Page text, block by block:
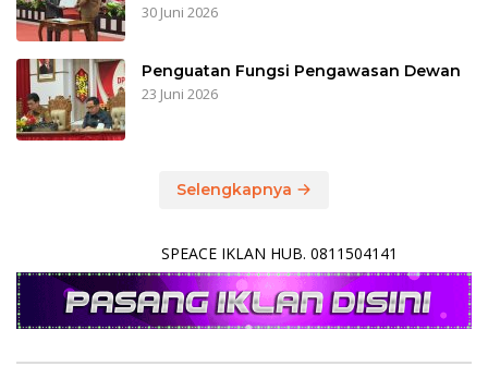
30 Juni 2026
Penguatan Fungsi Pengawasan Dewan
23 Juni 2026
Selengkapnya
SPEACE IKLAN HUB. 0811504141